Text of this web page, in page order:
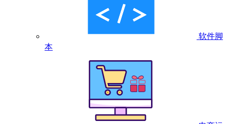
软件脚
本